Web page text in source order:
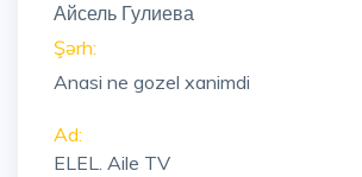
Айсель Гулиева
Şərh:
Anasi ne gozel xanimdi
Ad:
ELEL. Aile TV